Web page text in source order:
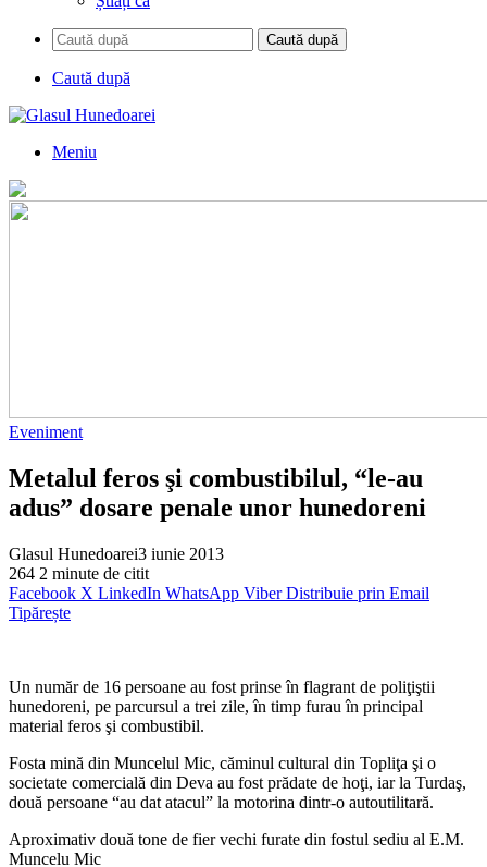
Caută după
Caută după
Meniu
Eveniment
Metalul feros şi combustibilul, “le-au
adus” dosare penale unor hunedoreni
Glasul Hunedoarei3 iunie 2013
264 2 minute de citit
Facebook X LinkedIn WhatsApp Viber Distribuie prin Email
Tipărește
Un număr de 16 persoane au fost prinse în flagrant de poliţiştii
hunedoreni, pe parcursul a trei zile, în timp furau în principal
material feros şi combustibil.
Fosta mină din Muncelul Mic, căminul cultural din Topliţa şi o
societate comercială din Deva au fost prădate de hoţi, iar la Turdaş,
două persoane “au dat atacul” la motorina dintr-o autoutilitară.
Aproximativ două tone de fier vechi furate din fostul sediu al E.M.
Muncelu Mic